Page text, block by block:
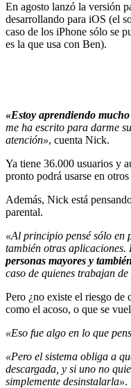
En agosto lanzó la versión
desarrollando para iOS (el
caso de los iPhone sólo se
es la que usa con Ben).
«Estoy aprendiendo
me ha escrito para darme
atención», cuenta Nick.
Ya tiene 36.000 usuarios y
pronto podrá usarse en
Además, Nick está
parental.
«Al principio pensé sólo en
también otras aplicaciones.
personas mayores y
caso de quienes trabajan
Pero ¿no existe el riesgo de
como el acoso, o que se
«Eso fue algo en lo que
«Pero el sistema obliga a
descargada, y si uno no
simplemente desinstalarla».